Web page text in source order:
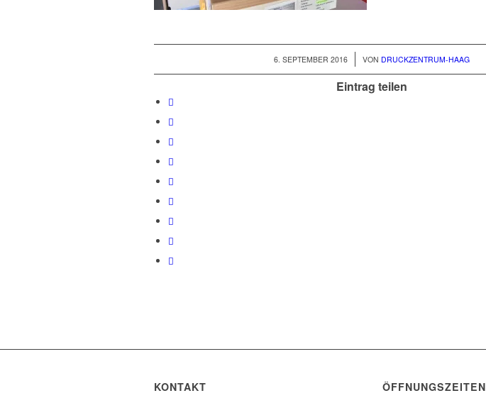
6. SEPTEMBER 2016
/ VON DRUCKZENTRUM-HAAG
Eintrag teilen
KONTAKT ÖFFNUNGSZEITEN